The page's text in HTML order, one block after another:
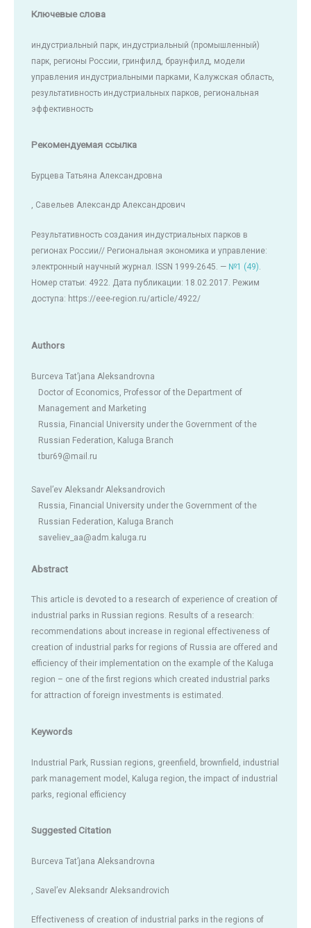
Ключевые слова
индустриальный парк, индустриальный (промышленный)
парк, регионы России, гринфилд, браунфилд, модели
управления индустриальными парками, Калужская область,
результативность индустриальных парков, региональная
эффективность
Рекомендуемая ссылка
Бурцева Татьяна Александровна
, Савельев Александр Александрович
Результативность создания индустриальных парков в
регионах России// Региональная экономика и управление:
электронный научный журнал. ISSN 1999-2645. — №1 (49)
Номер статьи: 4922. Дата публикации: 18.02.2017. Режим
доступа: https://eee-region.ru/article/4922/
Authors
Burceva Tat’jana Aleksandrovna
Doctor of Economics, Professor of the Department of
Management and Marketing
Russia, Financial University under the Government of the
Russian Federation, Kaluga Branch
tbur69@mail.ru
Savel’ev Aleksandr Aleksandrovich
Russia, Financial University under the Government of the
Russian Federation, Kaluga Branch
saveliev_aa@adm.kaluga.ru
Abstract
This article is devoted to a research of experience of creation of
industrial parks in Russian regions. Results of a research:
recommendations about increase in regional effectiveness of
creation of industrial parks for regions of Russia are offered and
efficiency of their implementation on the example of the Kaluga
region – one of the first regions which created industrial parks
for attraction of foreign investments is estimated.
Keywords
Industrial Park, Russian regions, greenfield, brownfield, industrial
park management model, Kaluga region, the impact of industrial
parks, regional efficiency
Suggested Citation
Burceva Tat’jana Aleksandrovna
, Savel’ev Aleksandr Aleksandrovich
Effectiveness of creation of industrial parks in the regions of